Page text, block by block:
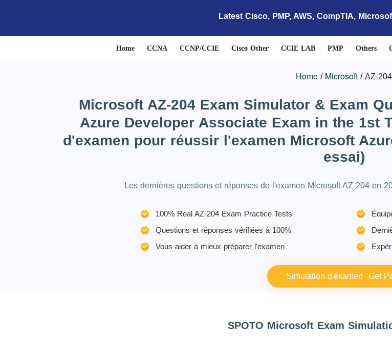
Latest Cisco, PMP, AWS, CompTIA,
Home CCNA CCNP/CCIE Cisco Other CCIE LAB PMP Others
Home Microsoft AZ-204
Microsoft AZ-204 Exam Simulator & Exam
Azure Developer Associate Exam in the 1st
d'examen pour réussir l'examen Microsoft
essai)
Les dernières questions et réponses de l'examen Microsoft AZ-204 en
100% Real AZ-204 Exam Practice Tests
Questions et réponses vérifiées à 100%
Vous aider à mieux préparer l'examen
Simulation d'examen "Get
SPOTO Microsoft Exam